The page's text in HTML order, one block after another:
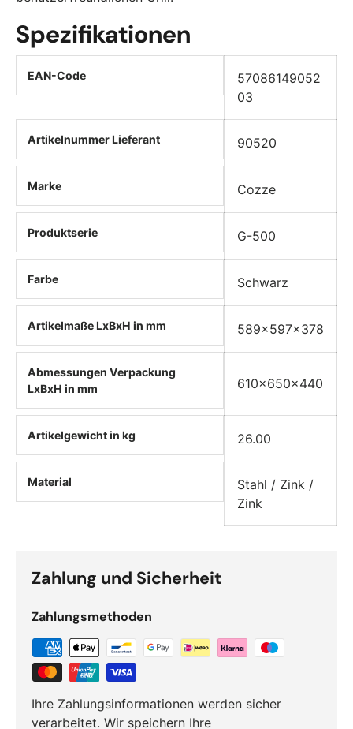
Spezifikationen
EAN-Code
57086149052
03
Artikelnummer Lieferant 90520
Marke Cozze
Produktserie G-500
Farbe Schwarz
Artikelmaße LxBxH in mm 589x597x378
Abmessungen Verpackung
LxBxH in mm
610x650x440
Artikelgewicht in kg 26.00
Material
Stahl / Zink /
Zink
Zahlung und Sicherheit
Zahlungsmethoden
Ihre Zahlungsinformationen werden sicher
verarbeitet. Wir speichern Ihre